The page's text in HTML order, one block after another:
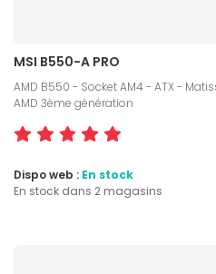
MSI B550-A PRO
AMD B550 - Socket AM4 - ATX -
AMD 3ème génération
Dispo web : En stock
En stock dans 2 magasins